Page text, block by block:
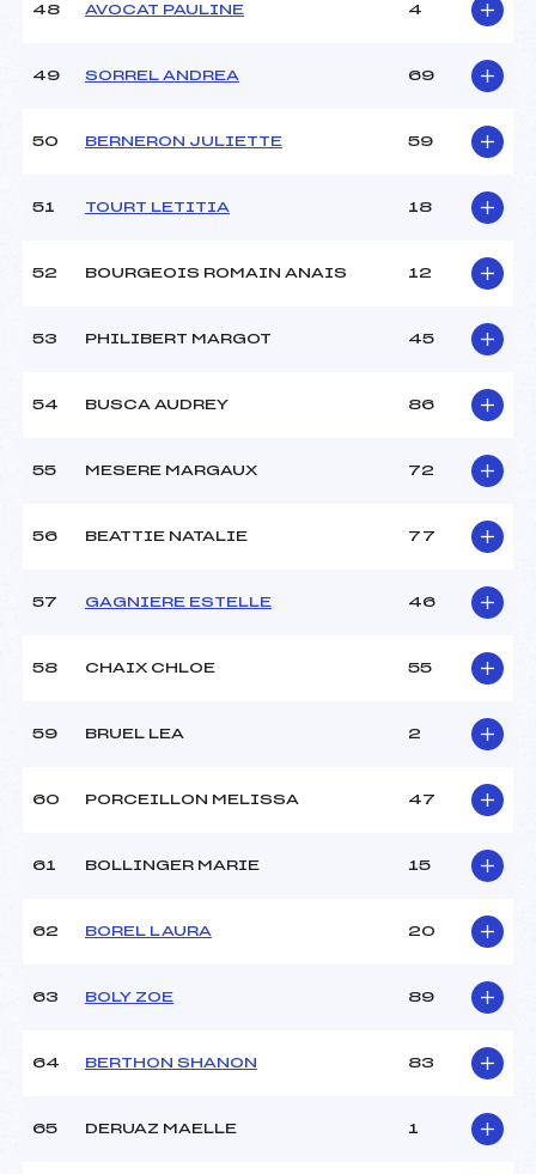
48 AVOCAT PAULINE 4
49 SORREL ANDREA 69
50 BERNERON JULIETTE 59
51 TOURT LETITIA 18
52 BOURGEOIS ROMAIN ANAIS 12
53 PHILIBERT MARGOT 45
54 BUSCA AUDREY 86
55 MESERE MARGAUX 72
56 BEATTIE NATALIE 77
57 GAGNIERE ESTELLE 46
58 CHAIX CHLOE 55
59 BRUEL LEA 2
60 PORCEILLON MELISSA 47
61 BOLLINGER MARIE 15
62 BOREL LAURA 20
63 BOLY ZOE 89
64 BERTHON SHANON 83
65 DERUAZ MAELLE 1